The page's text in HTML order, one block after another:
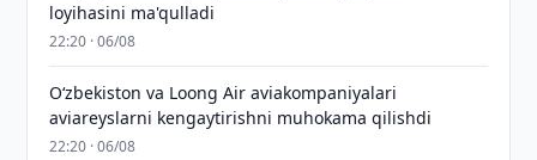
loyihasini ma'qulladi
22:20 · 06/08
Oʻzbekiston va Loong Air aviakompaniyalari
aviareyslarni kengaytirishni muhokama qilishdi
22:20 · 06/08